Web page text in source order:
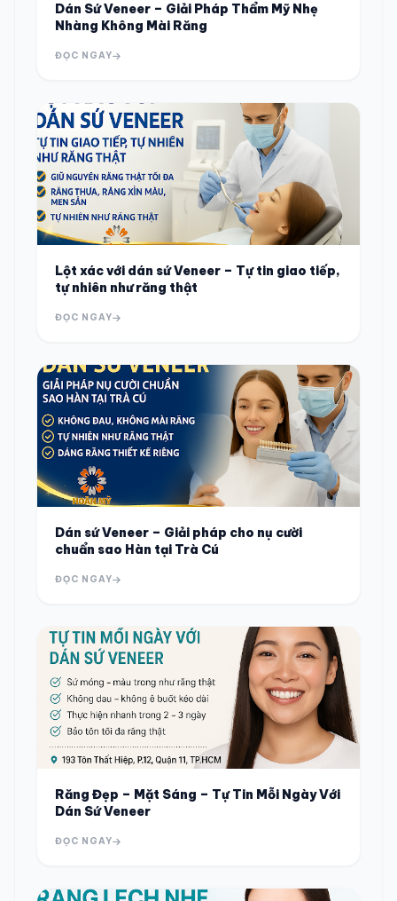
Dán Sứ Veneer – Giải Pháp Thẩm Mỹ Nhẹ
Nhàng Không Mài Răng
ĐỌC NGAY
Lột xác với dán sứ Veneer – Tự tin giao tiếp,
tự nhiên như răng thật
ĐỌC NGAY
Dán sứ Veneer – Giải pháp cho nụ cười
chuẩn sao Hàn tại Trà Cú
ĐỌC NGAY
Răng Đẹp – Mặt Sáng – Tự Tin Mỗi Ngày Với
Dán Sứ Veneer
ĐỌC NGAY